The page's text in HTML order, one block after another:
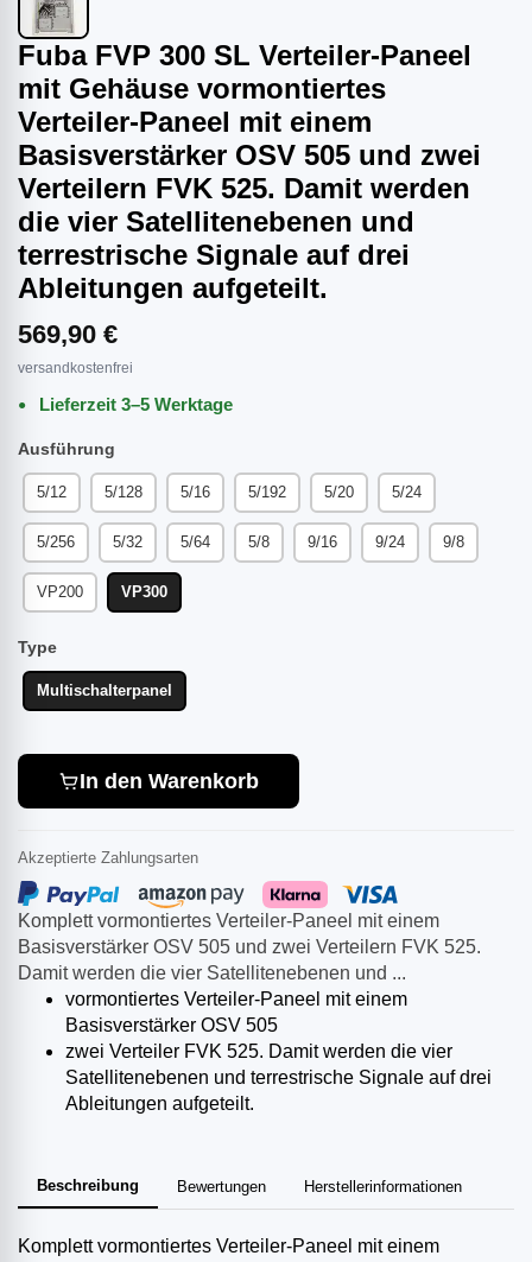
Fuba FVP 300 SL Verteiler-Paneel
mit Gehäuse vormontiertes
Verteiler-Paneel mit einem
Basisverstärker OSV 505 und zwei
Verteilern FVK 525. Damit werden
die vier Satellitenebenen und
terrestrische Signale auf drei
Ableitungen aufgeteilt.
Komplett vormontiertes Verteiler-Paneel mit einem
Basisverstärker OSV 505 und zwei Verteilern FVK 525.
Damit werden die vier Satellitenebenen und ...
vormontiertes Verteiler-Paneel mit einem
Basisverstärker OSV 505
zwei Verteiler FVK 525. Damit werden die vier
Satellitenebenen und terrestrische Signale auf drei
Ableitungen aufgeteilt.
Beschreibung Bewertungen Herstellerinformationen
Komplett vormontiertes Verteiler-Paneel mit einem
569,90 €
versandkostenfrei
Lieferzeit 3–5 Werktage
Ausführung
5/12 5/128 5/16 5/192 5/20 5/24
5/256 5/32 5/64 5/8 9/16 9/24 9/8
VP200 VP300
Type
Multischalterpanel
In den Warenkorb
Akzeptierte Zahlungsarten